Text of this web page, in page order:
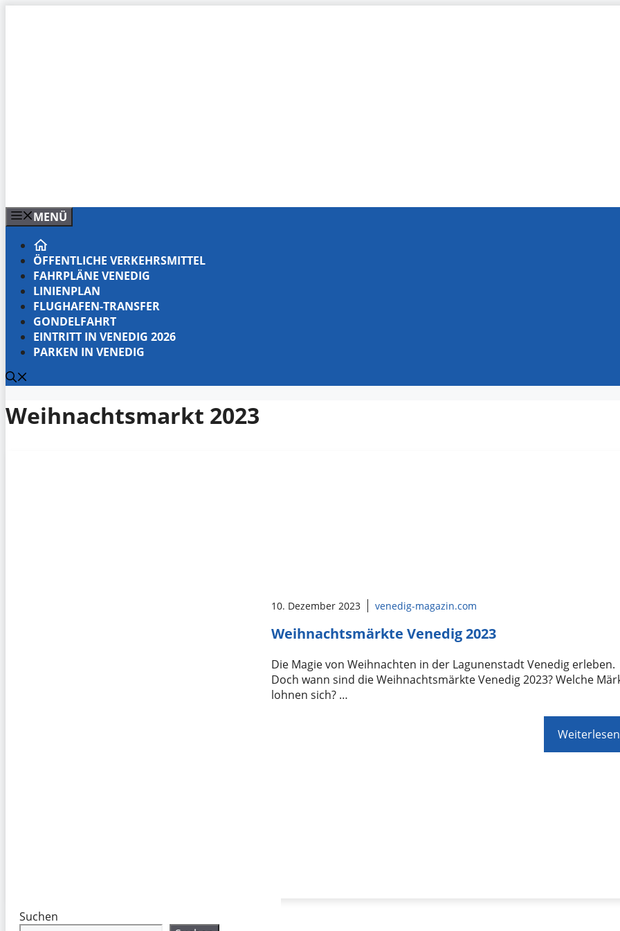
MENÜ
ÖFFENTLICHE VERKEHRSMITTEL
FAHRPLÄNE VENEDIG
LINIENPLAN
FLUGHAFEN-TRANSFER
GONDELFAHRT
EINTRITT IN VENEDIG 2026
PARKEN IN VENEDIG
Weihnachtsmarkt 2023
10. Dezember 2023 venedig-magazin.com
Weihnachtsmärkte Venedig 2023
Die Magie von Weihnachten in der Lagunenstadt Venedig erleben.
Doch wann sind die Weihnachtsmärkte Venedig 2023? Welche
lohnen sich? …
Weiterlesen
Suchen